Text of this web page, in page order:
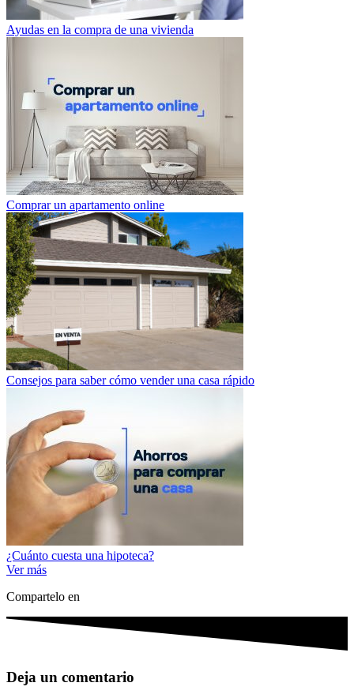
Ayudas en la compra de una vivienda
Comprar un apartamento online
Consejos para saber cómo vender una casa rápido
¿Cuánto cuesta una hipoteca?
Ver más
Compartelo en
Deja un comentario